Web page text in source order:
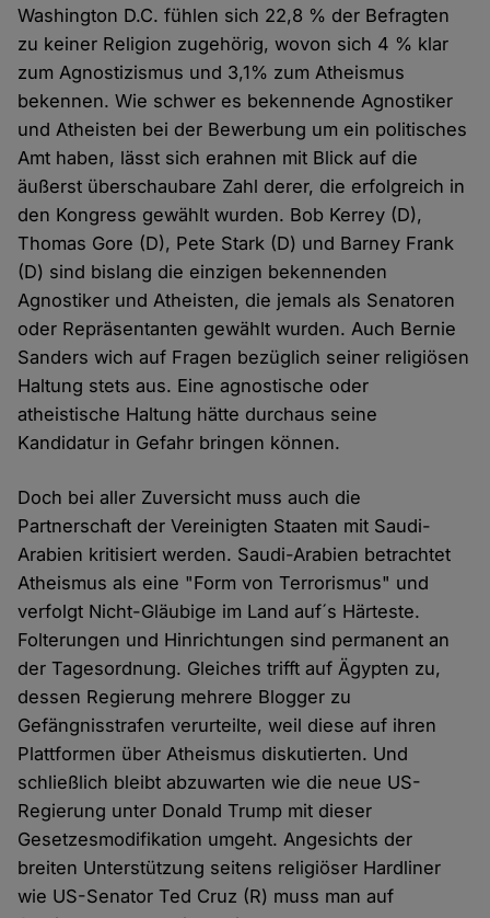
Washington D.C. fühlen sich 22,8 % der Befragten
zu keiner Religion zugehörig, wovon sich 4 % klar
zum Agnostizismus und 3,1% zum Atheismus
bekennen. Wie schwer es bekennende Agnostiker
und Atheisten bei der Bewerbung um ein politisches
Amt haben, lässt sich erahnen mit Blick auf die
äußerst überschaubare Zahl derer, die erfolgreich in
den Kongress gewählt wurden. Bob Kerrey (D),
Thomas Gore (D), Pete Stark (D) und Barney Frank
(D) sind bislang die einzigen bekennenden
Agnostiker und Atheisten, die jemals als Senatoren
oder Repräsentanten gewählt wurden. Auch Bernie
Sanders wich auf Fragen bezüglich seiner religiösen
Haltung stets aus. Eine agnostische oder
atheistische Haltung hätte durchaus seine
Kandidatur in Gefahr bringen können.
Doch bei aller Zuversicht muss auch die
Partnerschaft der Vereinigten Staaten mit Saudi-
Arabien kritisiert werden. Saudi-Arabien betrachtet
Atheismus als eine "Form von Terrorismus" und
verfolgt Nicht-Gläubige im Land auf´s Härteste.
Folterungen und Hinrichtungen sind permanent an
der Tagesordnung. Gleiches trifft auf Ägypten zu,
dessen Regierung mehrere Blogger zu
Gefängnisstrafen verurteilte, weil diese auf ihren
Plattformen über Atheismus diskutierten. Und
schließlich bleibt abzuwarten wie die neue US-
Regierung unter Donald Trump mit dieser
Gesetzesmodifikation umgeht. Angesichts der
breiten Unterstützung seitens religiöser Hardliner
wie US-Senator Ted Cruz (R) muss man auf